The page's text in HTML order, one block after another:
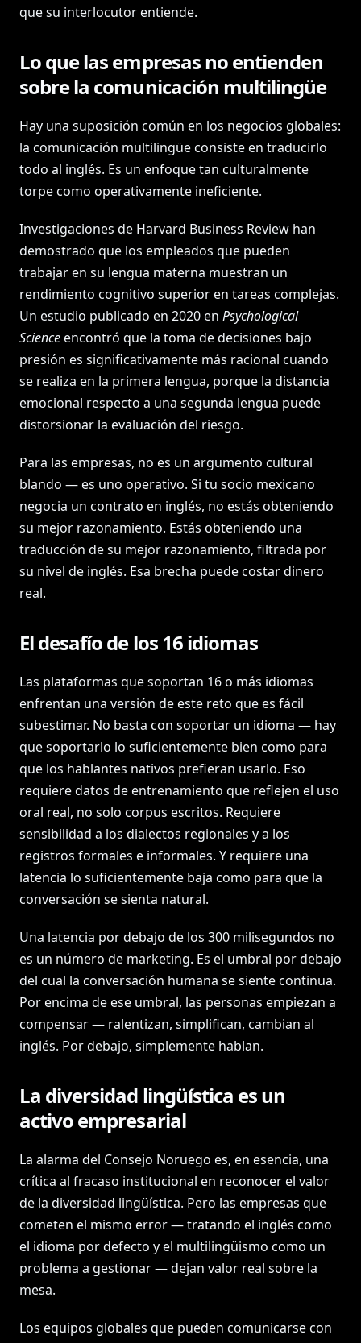
que su interlocutor entiende.
Lo que las empresas no entienden
sobre la comunicación multilingüe
Hay una suposición común en los negocios globales:
la comunicación multilingüe consiste en traducirlo
todo al inglés. Es un enfoque tan culturalmente
torpe como operativamente ineficiente.
Investigaciones de Harvard Business Review han
demostrado que los empleados que pueden
trabajar en su lengua materna muestran un
rendimiento cognitivo superior en tareas complejas.
Un estudio publicado en 2020 en Psychological
Scienceencontró que la toma de decisiones bajo
presión es significativamente más racional cuando
se realiza en la primera lengua, porque la distancia
emocional respecto a una segunda lengua puede
distorsionar la evaluación del riesgo.
Para las empresas, no es un argumento cultural
blando — es uno operativo. Si tu socio mexicano
negocia un contrato en inglés, no estás obteniendo
su mejor razonamiento. Estás obteniendo una
traducción de su mejor razonamiento, filtrada por
su nivel de inglés. Esa brecha puede costar dinero
real.
El desafío de los 16 idiomas
Las plataformas que soportan 16 o más idiomas
enfrentan una versión de este reto que es fácil
subestimar. No basta con soportar un idioma — hay
que soportarlo lo suficientemente bien como para
que los hablantes nativos prefieran usarlo. Eso
requiere datos de entrenamiento que reflejen el uso
oral real, no solo corpus escritos. Requiere
sensibilidad a los dialectos regionales y a los
registros formales e informales. Y requiere una
latencia lo suficientemente baja como para que la
conversación se sienta natural.
Una latencia por debajo de los 300 milisegundos no
es un número de marketing. Es el umbral por debajo
del cual la conversación humana se siente continua.
Por encima de ese umbral, las personas empiezan a
compensar — ralentizan, simplifican, cambian al
inglés. Por debajo, simplemente hablan.
La diversidad lingüística es un
activo empresarial
La alarma del Consejo Noruego es, en esencia, una
crítica al fracaso institucional en reconocer el valor
de la diversidad lingüística. Pero las empresas que
cometen el mismo error — tratando el inglés como
el idioma por defecto y el multilingüismo como un
problema a gestionar — dejan valor real sobre la
mesa.
Los equipos globales que pueden comunicarse con